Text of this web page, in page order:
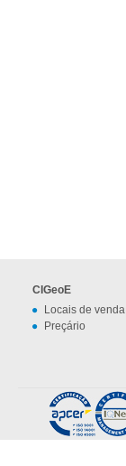
CIGeoE
Locais de venda
Preçário